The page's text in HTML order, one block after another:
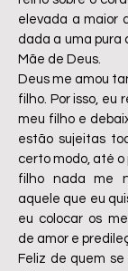
elevada a maior
dada a uma pura
Mãe de Deus.
Deus me amou
filho. Por isso, eu
meu filho e
estão sujeitas
certo modo, até o
filho nada me
aquele que eu
eu colocar os
de amor e
Feliz de quem